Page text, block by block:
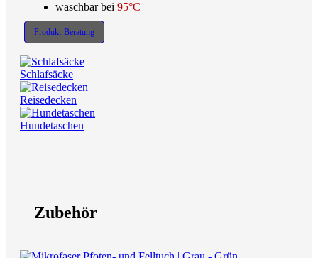
waschbar bei 95°C
Produkt-Beratung
Schlafsäcke
Reisedecken
Hundetaschen
Zubehör